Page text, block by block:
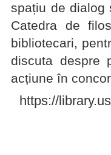
spațiu de dialog
Catedra de
bibliotecari,
discuta despre
acțiune în
https://